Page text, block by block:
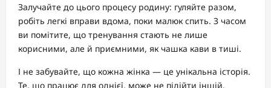
Залучайте до цього процесу родину: гуляйте разом,
робіть легкі вправи вдома, поки малюк спить. З часом
ви помітите, що тренування стають не лише
корисними, але й приємними, як чашка кави в тиші.
І не забувайте, що кожна жінка — це унікальна історія.
Те, що працює для однієї, може не підійти іншій.